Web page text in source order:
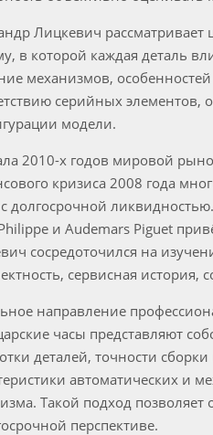
Лицкевич
в которой каждая деталь
механизмов,
серийных элементов,
модели.
2010-х годов мировой
кризиса 2008 года
долгосрочной
и Audemars Piguet
сосредоточился на
сервисная история,
направление
часы представляют
деталей, точности
автоматических и
Такой подход позволяет
перспективе.